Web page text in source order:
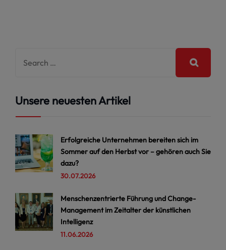
Unsere neuesten Artikel
Erfolgreiche Unternehmen bereiten sich im
Sommer auf den Herbst vor – gehören auch Sie
dazu?
30.07.2026
Menschenzentrierte Führung und Change-
Management im Zeitalter der künstlichen
Intelligenz
11.06.2026